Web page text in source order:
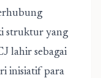
struktur yang
lahir sebagai
inisiatif para